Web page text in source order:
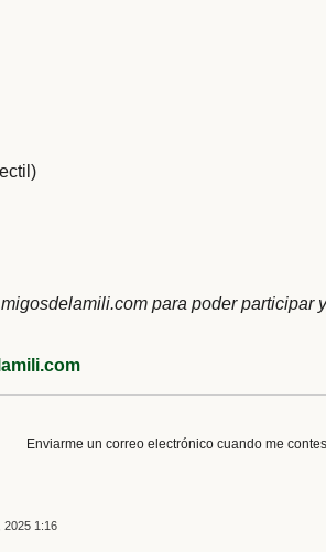
para poder participar
Enviarme un correo electrónico cuando me
2025 1:16